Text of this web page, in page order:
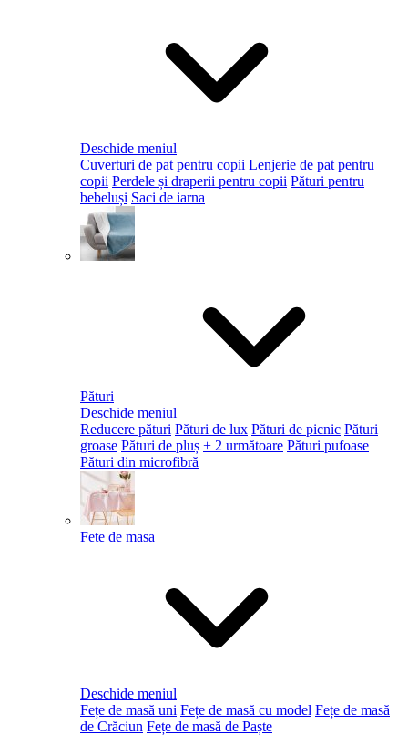
Deschide meniul
Cuverturi de pat pentru copii Lenjerie de pat pentru
copii Perdele și draperii pentru copii Pături pentru
bebeluși Saci de iarna
Pături
Deschide meniul
Reducere pături Pături de lux Pături de picnic Pături
groase Pături de pluș + 2 următoare Pături pufoase
Pături din microfibră
Fete de masa
Deschide meniul
Fețe de masă uni Fețe de masă cu model Fețe de masă
de Crăciun Fețe de masă de Paște​